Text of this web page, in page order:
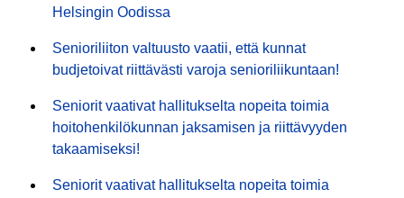
Helsingin Oodissa
Senioriliiton valtuusto vaatii, että kunnat
budjetoivat riittävästi varoja senioriliikuntaan!
Seniorit vaativat hallitukselta nopeita toimia
hoitohenkilökunnan jaksamisen ja riittävyyden
takaamiseksi!
Seniorit vaativat hallitukselta nopeita toimia